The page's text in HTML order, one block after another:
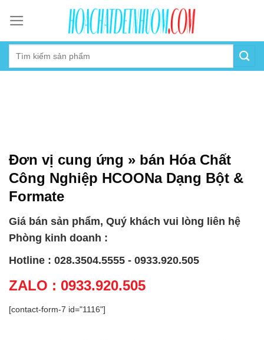
content
Đơn vị cung ứng » bán Hóa Chất
Công Nghiệp HCOONa Dạng Bột &
Formate
Giá bán sản phẩm, Quý khách vui lòng liên hệ
Phòng kinh doanh :
Hotline : 028.3504.5555 - 0933.920.505
ZALO : 0933.920.505
[contact-form-7 id="1116"]